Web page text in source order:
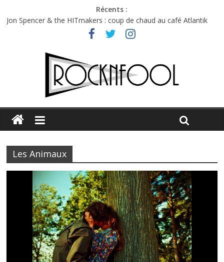
Récents :
Jon Spencer & the HITmakers : coup de chaud au café Atlantik
Hellfest 2026 vendredi : température et émotions en hausse
Hellfest 2026 jeudi : impossible de choisir entre chaleur et bonne
Première édition du Midgard Festival : entre bière, métal et
Charlie Puth à l’Olympia : la leçon de pop du Professeur Puth
Les Animaux